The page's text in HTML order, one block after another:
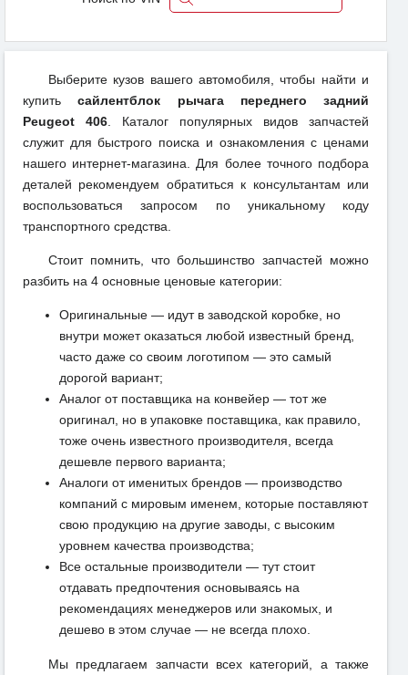
Выберите кузов вашего автомобиля, чтобы найти и
купитьсайлентблок рычага переднего задний
Peugeot 406 . Каталог популярных видов запчастей
служит для быстрого поиска и ознакомления с ценами
нашего интернет-магазина. Для более точного подбора
деталей рекомендуем обратиться к консультантам или
воспользоваться запросом по уникальному коду
транспортного средства.
Стоит помнить, что большинство запчастей можно
разбить на 4 основные ценовые категории:
Оригинальные — идут в заводской коробке, но
внутри может оказаться любой известный бренд,
часто даже со своим логотипом — это самый
дорогой вариант;
Аналог от поставщика на конвейер — тот же
оригинал, но в упаковке поставщика, как правило,
тоже очень известного производителя, всегда
дешевле первого варианта;
Аналоги от именитых брендов — производство
компаний с мировым именем, которые поставляют
свою продукцию на другие заводы, с высоким
уровнем качества производства;
Все остальные производители — тут стоит
отдавать предпочтения основываясь на
рекомендациях менеджеров или знакомых, и
дешево в этом случае — не всегда плохо.
Мы предлагаем запчасти всех категорий, а также